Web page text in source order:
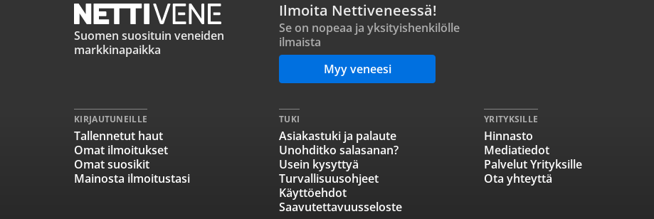
Suomen suosituin veneiden
markkinapaikka
Ilmoita Nettiveneessä!
Se on nopeaa ja yksityishenkilölle
ilmaista
Myy veneesi
KIRJAUTUNEILLE
Tallennetut haut
Omat ilmoitukset
Omat suosikit
Mainosta ilmoitustasi
TUKI
Asiakastuki ja palaute
Unohditko salasanan?
Usein kysyttyä
Turvallisuusohjeet
Käyttöehdot
Saavutettavuusseloste
YRITYKSILLE
Hinnasto
Mediatiedot
Palvelut Yrityksille
Ota yhteyttä